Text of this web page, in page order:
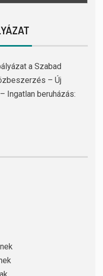
a Szabad
– Új
Ingatlan beruházás: